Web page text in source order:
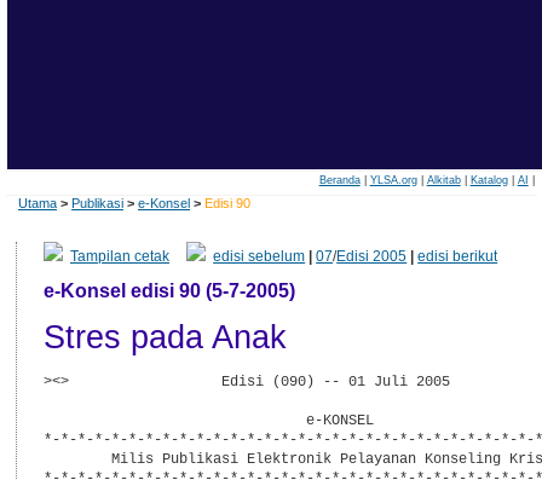
Beranda| YLSA.org| Alkitab| Katalog| AI
Utama > Publikasi > e-Konsel > Edisi 90
Tampilan cetak edisi sebelum |07/Edisi 2005 |edisi berikut
e-Konsel edisi 90 (5-7-2005)
Stres pada Anak
><>                  Edisi (090) -- 01 Juli 2005
                               e-KONSEL
*-*-*-*-*-*-*-*-*-*-*-*-*-*-*-*-*-*-*-*-*-*-*-*-*-*-*-*-*-
Milis Publikasi Elektronik Pelayanan Konseling